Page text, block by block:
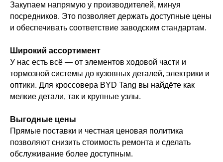
Закупаем напрямую у производителей, минуя
посредников. Это позволяет держать доступные цены
и обеспечивать соответствие заводским стандартам.
Широкий ассортимент
У нас есть всё — от элементов ходовой части и
тормозной системы до кузовных деталей, электрики и
оптики. Для кроссовера BYD Tang вы найдёте как
мелкие детали, так и крупные узлы.
Выгодные цены
Прямые поставки и честная ценовая политика
позволяют снизить стоимость ремонта и сделать
обслуживание более доступным.